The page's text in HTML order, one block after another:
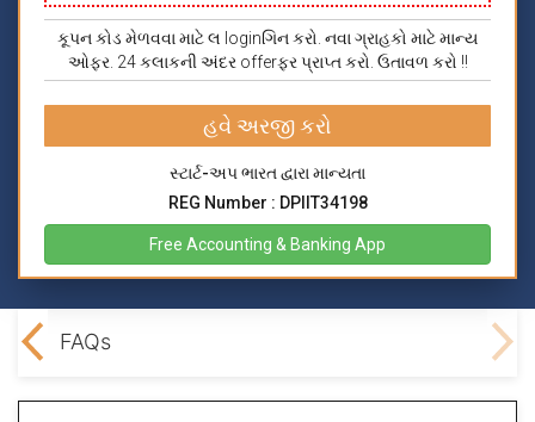
કૂપન કોડ મેળવવા માટે લ loginગિન કરો. નવા ગ્રાહકો માટે માન્ય
ઓફર. 24 કલાકની અંદર offerફર પ્રાપ્ત કરો. ઉતાવળ કરો !!
હવે અરજી કરો
સ્ટાર્ટ-અપ ભારત દ્વારા માન્યતા
REG Number : DPIIT34198
Free Accounting & Banking App
FAQs